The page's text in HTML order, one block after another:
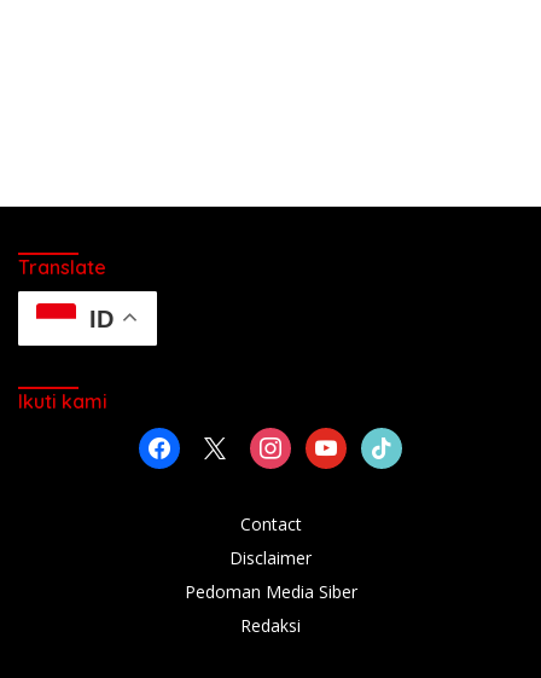
Translate
ID
Ikuti kami
facebook instagramyoutubetiktok
Contact
Disclaimer
Pedoman Media Siber
Redaksi